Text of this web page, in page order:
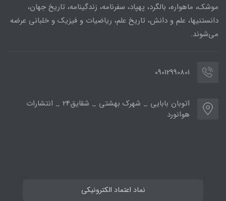
موشک، ماهواره، بالگرد، پهپاد، سفرنامه، زندگینامه، تاریخ جهان،
دانستنیها، علم و دانش، تاریخ علم، ریاضیات و فیزیک و خلبانی عرضه
می‌شوند.
09012990801
اتوبان بابایی _ شهرک بهشتی _ شقایق24 _ انتشارات
هوانورد
نماد اعتماد الکترونیکی